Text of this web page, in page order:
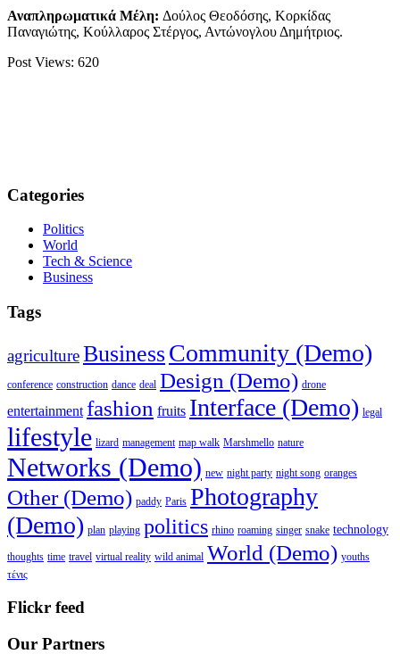
Αναπληρωματικά Μέλη: Δούλος Θεοδόσης, Κορκίδας
Παναγιώτης, Κούλλαρος Στέργος, Αντώνογλου Δημήτριος.
Post Views: 620
Categories
Politics
World
Tech & Science
Business
Tags
agricultureBusinessCommunity (Demo)
conference construction dance deal Design (Demo) drone
entertainment fashion fruits Interface (Demo) legal
lifestyle lizard management map walk Marshmello nature
Networks (Demo) new night party night song oranges
Other (Demo) paddy Paris Photography
(Demo) plan playing politics rhino roaming singer snake technology
thoughts time travel virtual reality wild animal World (Demo) youths
τένις
Flickr feed
Our Partners